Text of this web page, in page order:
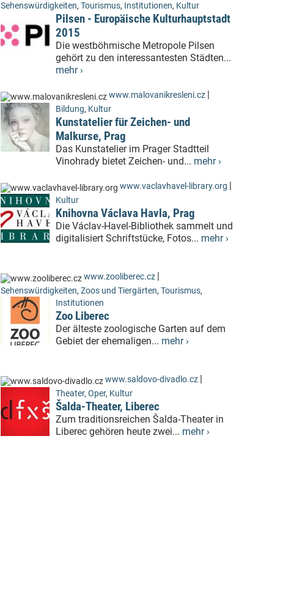
Sehenswürdigkeiten, Tourismus, Institutionen, Kultur
Pilsen - Europäische Kulturhauptstadt
2015
Die westböhmische Metropole Pilsen
gehört zu den interessantesten Städten...
mehr ›
www.malovanikresleni.cz
Bildung, Kultur
Kunstatelier für Zeichen- und
Malkurse, Prag
Das Kunstatelier im Prager Stadtteil
Vinohrady bietet Zeichen- und... mehr ›
www.vaclavhavel-library.org
Kultur
Knihovna Václava Havla, Prag
Die Václav-Havel-Bibliothek sammelt und
digitalisiert Schriftstücke, Fotos... mehr ›
www.zooliberec.cz
Sehenswürdigkeiten, Zoos und Tiergärten, Tourismus,
Institutionen
Zoo Liberec
Der älteste zoologische Garten auf dem
Gebiet der ehemaligen... mehr ›
www.saldovo-divadlo.cz
Theater, Oper, Kultur
Šalda-Theater, Liberec
Zum traditionsreichen Šalda-Theater in
Liberec gehören heute zwei... mehr ›